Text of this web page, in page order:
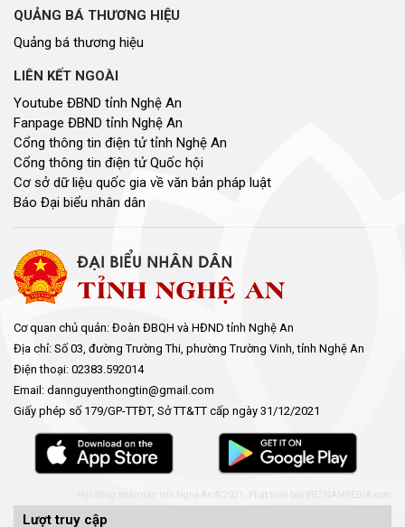
QUẢNG BÁ THƯƠNG HIỆU
Quảng bá thương hiệu
LIÊN KẾT NGOÀI
Youtube ĐBND tỉnh Nghệ An
Fanpage ĐBND tỉnh Nghệ An
Cổng thông tin điện tử tỉnh Nghệ An
Cổng thông tin điện tử Quốc hội
Cơ sở dữ liệu quốc gia về văn bản pháp luật
Báo Đại biểu nhân dân
Cơ quan chủ quản: Đoàn ĐBQH và HĐND tỉnh Nghệ An
Địa chỉ: Số 03, đường Trường Thi, phường Trường Vinh, tỉnh Nghệ An
Điện thoại: 02383.592014
Email: dannguyenthongtin@gmail.com
Giấy phép số 179/GP-TTĐT, Sở TT&TT cấp ngày 31/12/2021
Hội đồng nhân dân tỉnh Nghệ An © 2021. Phát triển bởi
Lượt truy cập